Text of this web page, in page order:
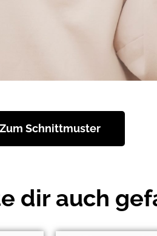
Zum Schnittmuster
dir auch